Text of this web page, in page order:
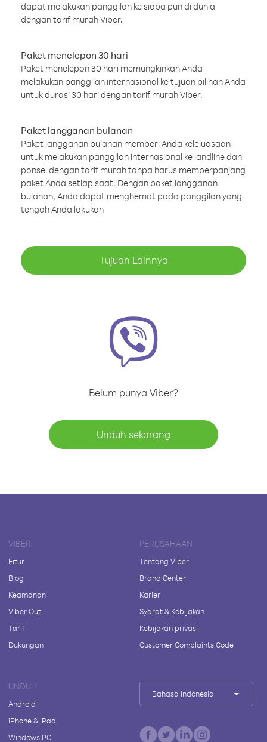
dapat melakukan panggilan ke siapa pun di dunia
dengan tarif murah Viber.
Paket menelepon 30 hari
Paket menelepon 30 hari memungkinkan Anda
melakukan panggilan internasional ke tujuan pilihan Anda
untuk durasi 30 hari dengan tarif murah Viber.
Paket langganan bulanan
Paket langganan bulanan memberi Anda keleluasaan
untuk melakukan panggilan internasional ke landline dan
ponsel dengan tarif murah tanpa harus memperpanjang
paket Anda setiap saat. Dengan paket langganan
bulanan, Anda dapat menghemat pada panggilan yang
tengah Anda lakukan
Tujuan Lainnya
Belum punya Viber?
Unduh sekarang
VIBER
Fitur
Blog
Keamanan
Viber Out
Tarif
Dukungan
PERUSAHAAN
Tentang Viber
Brand Center
Karier
Syarat & Kebijakan
Kebijakan privasi
Customer Complaints Code
UNDUH
Android
iPhone & iPad
Windows PC
Bahasa Indonesia